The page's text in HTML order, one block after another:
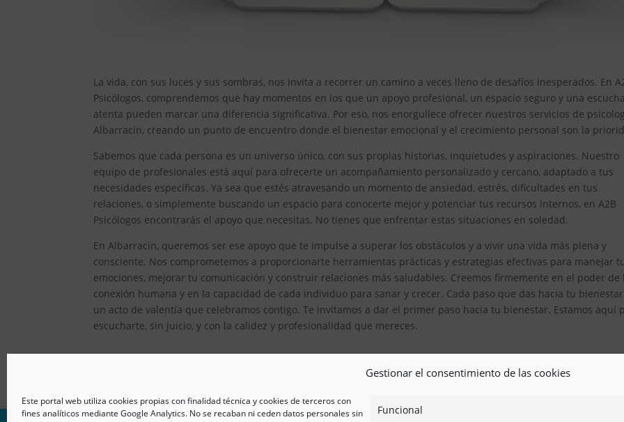
Gestionar el consentimiento de las cookies
Este portal web utiliza cookies propias con finalidad técnica y cookies de terceros con
fines analíticos mediante Google Analytics. No se recaban ni ceden datos personales sin
Funcional
La vida, con sus luces y sus sombras, nos invita a recorrer un camino a veces lleno de desafíos inesperados. En
Psicólogos, comprendemos que hay momentos en los que un apoyo profesional, un espacio seguro y una
atenta pueden marcar una diferencia significativa. Por eso, nos enorgullece ofrecer nuestros servicios de
Albarracín, creando un punto de encuentro donde el bienestar emocional y el crecimiento personal son la
Sabemos que cada persona es un universo único, con sus propias historias, inquietudes y aspiraciones. Nuestro
equipo de profesionales está aquí para ofrecerte un acompañamiento personalizado y cercano, adaptado a tus
necesidades específicas. Ya sea que estés atravesando un momento de ansiedad, estrés, dificultades en tus
relaciones, o simplemente buscando un espacio para conocerte mejor y potenciar tus recursos internos, en A2B
Psicólogos encontrarás el apoyo que necesitas. No tienes que enfrentar estas situaciones en soledad.
En Albarracín, queremos ser ese apoyo que te impulse a superar los obstáculos y a vivir una vida más plena y
consciente. Nos comprometemos a proporcionarte herramientas prácticas y estrategias efectivas para manejar
emociones, mejorar tu comunicación y construir relaciones más saludables. Creemos firmemente en el poder de
conexión humana y en la capacidad de cada individuo para sanar y crecer. Cada paso que das hacia tu
un acto de valentía que celebramos contigo. Te invitamos a dar el primer paso hacia tu bienestar. Estamos aquí
escucharte, sin juicio, y con la calidez y profesionalidad que mereces.